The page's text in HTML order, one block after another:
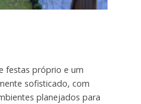
festas próprio e um
sofisticado, com
planejados para